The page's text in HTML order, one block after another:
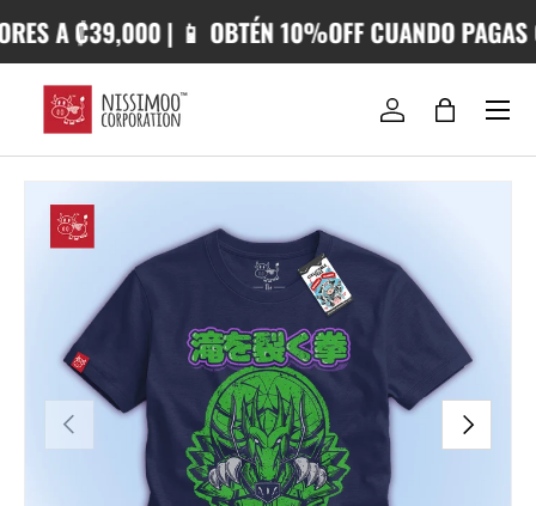
IR AL CONTENIDO
A ₡39,000 | 📱 OBTÉN 10%OFF CUANDO PAGAS
Iniciar sesión
Bolsa
IR DIRECTAMENTE A LA INFORMACIÓN DEL PRODUCTO
ANTERIOR SIGUIENTE